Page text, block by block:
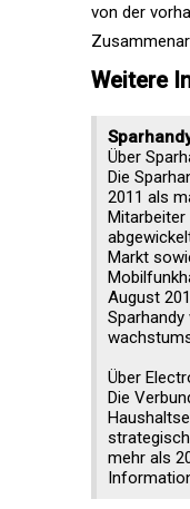
von der
Weitere
Über
Die
2011 als
Mitarbeiter
Markt
August
Über
Die
mehr als